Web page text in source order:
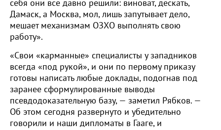
себя они все давно решили: виноват, дескать,
Дамаск, а Москва, мол, лишь запутывает дело,
мешает механизмам ОЗХО выполнять свою
работу».
«Свои «карманные» специалисты у западников
всегда «под рукой», и они по первому приказу
готовы написать любые доклады, подогнав под
заранее сформулированные выводы
псевдодоказательную базу, — заметил Рябков. —
Об этом сегодня развернуто и убедительно
говорили и наши дипломаты в Гааге, и